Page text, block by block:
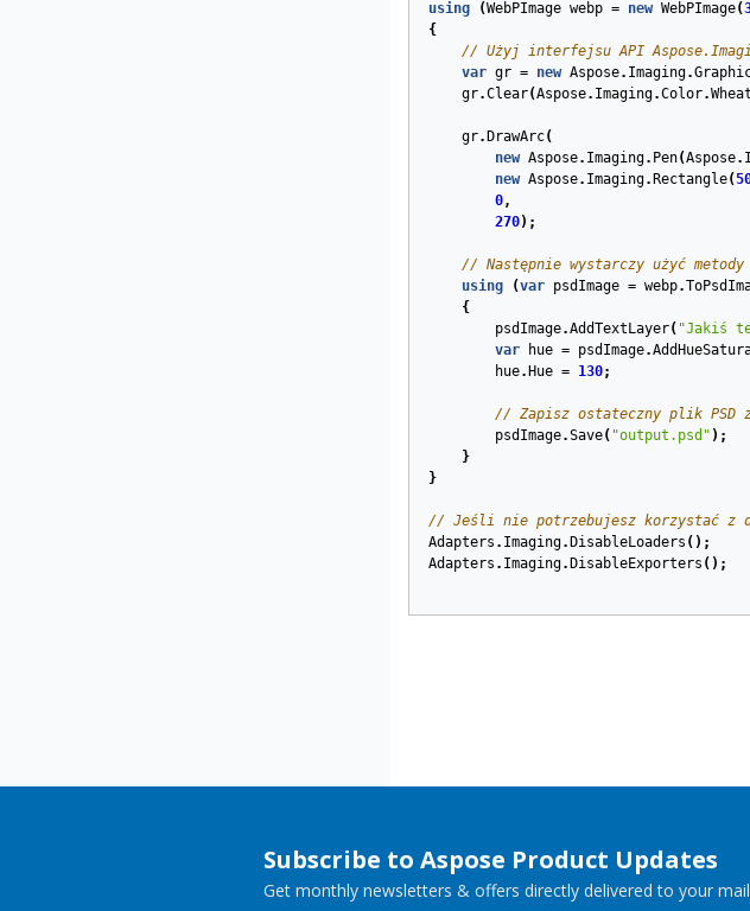
using
(WebPImage webp = new WebPImage(
{
// Użyj interfejsu API
var gr = new Aspose. Imaging.
gr.Clear(Aspose. Imaging.Color.Wheat
gr. DrawArc(
new Aspose. Imaging. Pen(Aspose.
new Aspose. Imaging. Rectangle(
0,
270);
// Następnie wystarczy użyć
using
(var psdImage = webp.
{
psdImage.AddTextLayer( "Jakiś
var
hue = psdImage.
hue. Hue = 130;
// Zapisz ostateczny plik PSD za
psdImage.Save( "output.psd" );
}
}
// Jeśli nie potrzebujesz korzystać z
Adapters . Imaging. DisableLoaders ();
Adapters . Imaging. DisableExporters ();
Subscribe to Aspose Product Updates
Get monthly newsletters & offers directly delivered to your